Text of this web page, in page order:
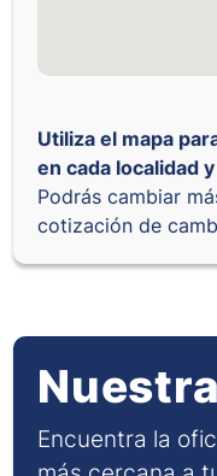
Utiliza el mapa
en cada localidad
Podrás cambiar
cotización de
Encuentra la